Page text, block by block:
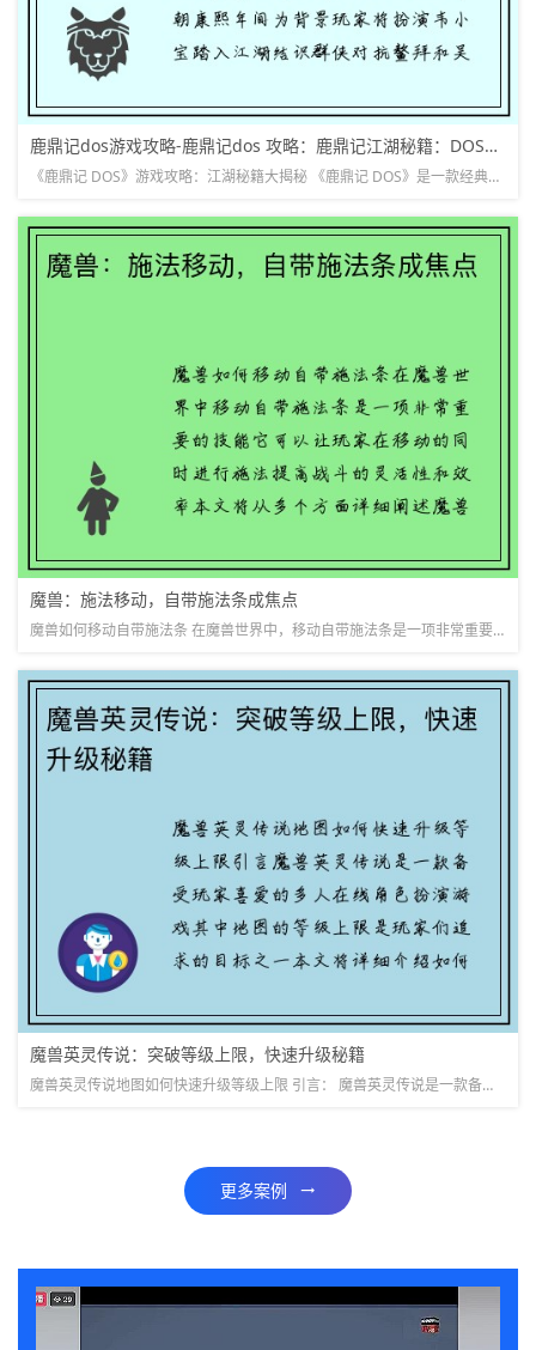
鹿鼎记dos游戏攻略-鹿鼎记dos 攻略：鹿鼎记江湖秘籍：DOS游戏详尽攻略
《鹿鼎记 DOS》游戏攻略：江湖秘籍大揭秘 《鹿鼎记 DOS》是一款经典的 DOS 游戏，改编自金庸的同名武侠小说。游戏以清朝康熙年间为背景，玩家将扮演韦小宝，踏入江湖，结识群侠，对抗鳌拜和吴三桂。本...
魔兽：施法移动，自带施法条成焦点
魔兽如何移动自带施法条 在魔兽世界中，移动自带施法条是一项非常重要的技能，它可以让玩家在移动的同时进行施法，提高战斗的灵活性和效率。本文将从多个方面详细阐述魔兽如何移动自带施法条的技巧和使用方法。 1...
魔兽英灵传说：突破等级上限，快速升级秘籍
魔兽英灵传说地图如何快速升级等级上限 引言： 魔兽英灵传说是一款备受玩家喜爱的多人在线角色扮演游戏，其中地图的等级上限是玩家们追求的目标之一。本文将详细介绍如何快速升级地图等级上限，帮助玩家们在游戏中...
更多案例